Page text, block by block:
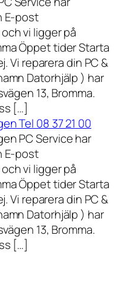
E-post
vi ligger på
Öppet tider Starta
Vi reparera din PC &
Datorhjälp ) har
13, Bromma.
[…]
Tel 08 37 21 00
PC Service har
E-post
vi ligger på
Öppet tider Starta
Vi reparera din PC &
Datorhjälp ) har
13, Bromma.
[…]